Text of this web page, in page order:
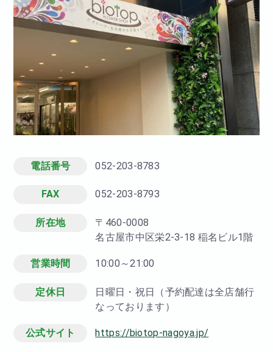
電話番号 052-203-8783
FAX 052-203-8793
所在地
〒460-0008
名古屋市中区栄2-3-18 稲名ビル1階
営業時間 10:00～21:00
定休日
日曜日・祝日（予約配達は全店舗行
なっております）
公式サイト https://biotop-nagoya.jp/